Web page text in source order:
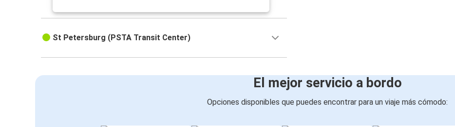
St Petersburg (PSTA Transit Center)
El mejor servicio a bordo
Opciones disponibles que puedes encontrar para un viaje más cómodo: